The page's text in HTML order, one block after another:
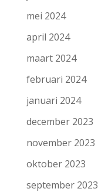
mei 2024
april 2024
maart 2024
februari 2024
januari 2024
december 2023
november 2023
oktober 2023
september 2023